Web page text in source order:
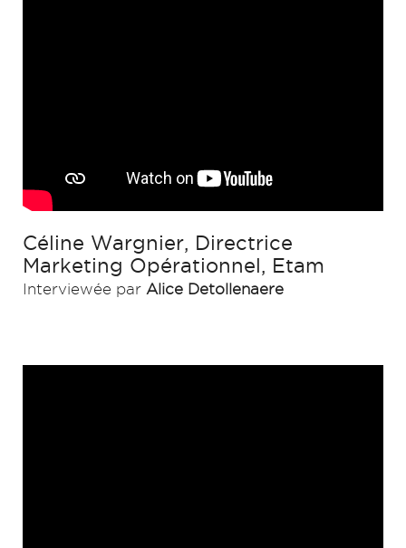
Céline Wargnier, Directrice
Marketing Opérationnel, Etam
Interviewée par Alice Detollenaere